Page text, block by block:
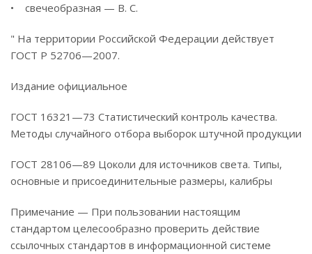
• свечеобразная — В. С.
" На территории Российской Федерации действует
ГОСТ Р 52706—2007.
Издание официальное
ГОСТ 16321—73 Статистический контроль качества.
Методы случайного отбора выборок штучной продукции
ГОСТ 28106—89 Цоколи для источников света. Типы,
основные и присоединительные размеры, калибры
Примечание — При пользовании настоящим
стандартом целесообразно проверить действие
ссылочных стандартов в информационной системе